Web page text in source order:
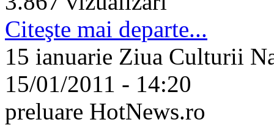
Citeşte mai departe...
15 ianuarie Ziua Culturii
15/01/2011 - 14:20
preluare HotNews.ro